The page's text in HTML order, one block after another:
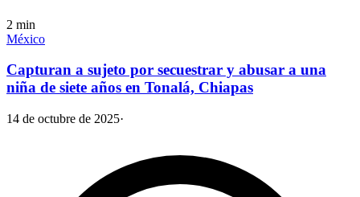
2 min
México
Capturan a sujeto por secuestrar y abusar a una
niña de siete años en Tonalá, Chiapas
14 de octubre de 2025·